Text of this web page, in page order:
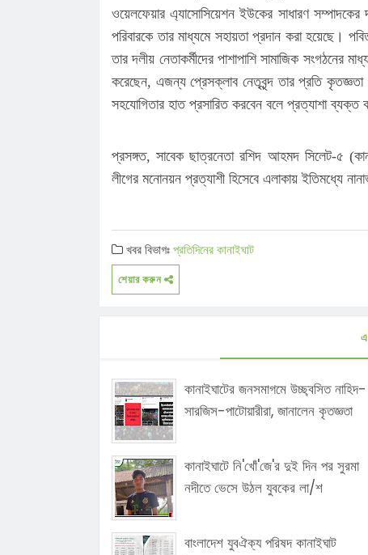
ওয়েলফেয়ার এ্যাসোসিয়েশন ইউকের সাধারণ
পরিবারকে তার মাধ্যমে সহায়তা প্রদান করা হয়েছে।
তার দলীয় নেতাকর্মীদের পাশাপাশি সামাজিক সংগঠনের
করেছেন, এজন্য প্রেসক্লাব নেতৃবৃন্দ তার প্রতি
সহযোগিতার হাত প্রসারিত করবেন বলে প্রত্যাশা ব্যক্ত
প্রসঙ্গত, সাবেক ছাত্রনেতা রশিদ আহমদ সিলেট-৫
লীগের মনোনয়ন প্রত্যাশী হিসেবে এলাকায় ইতিমধ্যে
খবর বিভাগঃপ্রতিদিনের কানাইঘাট
শেয়ার করুন
কানাইঘাটের জনসমাগমে উচ্ছ্বসিত নাহিদ-
সারজিস-পাটোয়ারীরা, জানালেন কৃতজ্ঞতা
কানাইঘাটে নি'খোঁ'জে'র দুই দিন পর সুরমা
নদীতে ভেসে উঠল যুবকের লা/শ
বাংলাদেশ যুবঐক্য পরিষদ কানাইঘাট